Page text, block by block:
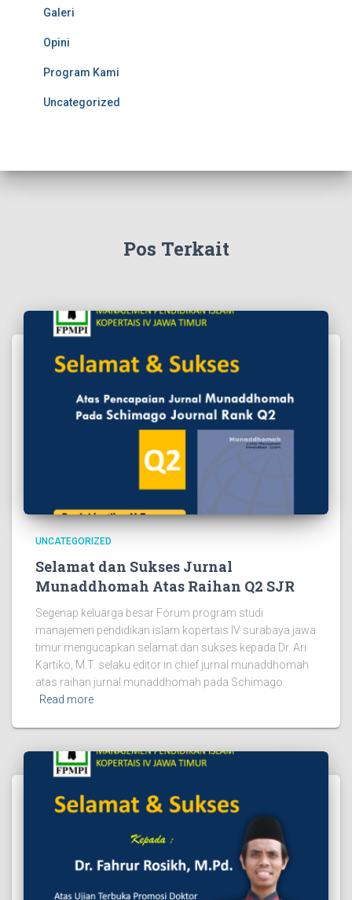
Galeri
Opini
Program Kami
Uncategorized
Pos Terkait
UNCATEGORIZED
Selamat dan Sukses Jurnal
Munaddhomah Atas Raihan Q2 SJR
Segenap keluarga besar Forum program studi
manajemen pendidikan islam kopertais IV surabaya jawa
timur mengucapkan selamat dan sukses kepada Dr. Ari
Kartiko, M.T. selaku editor in chief jurnal munaddhomah
atas raihan jurnal munaddhomah pada Schimago
Read more